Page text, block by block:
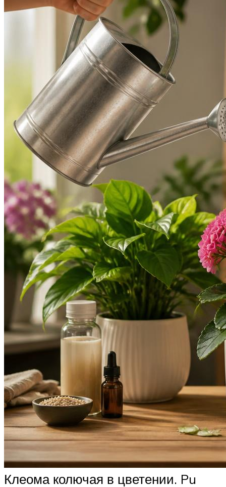
Клеома колючая в цветении. Pu